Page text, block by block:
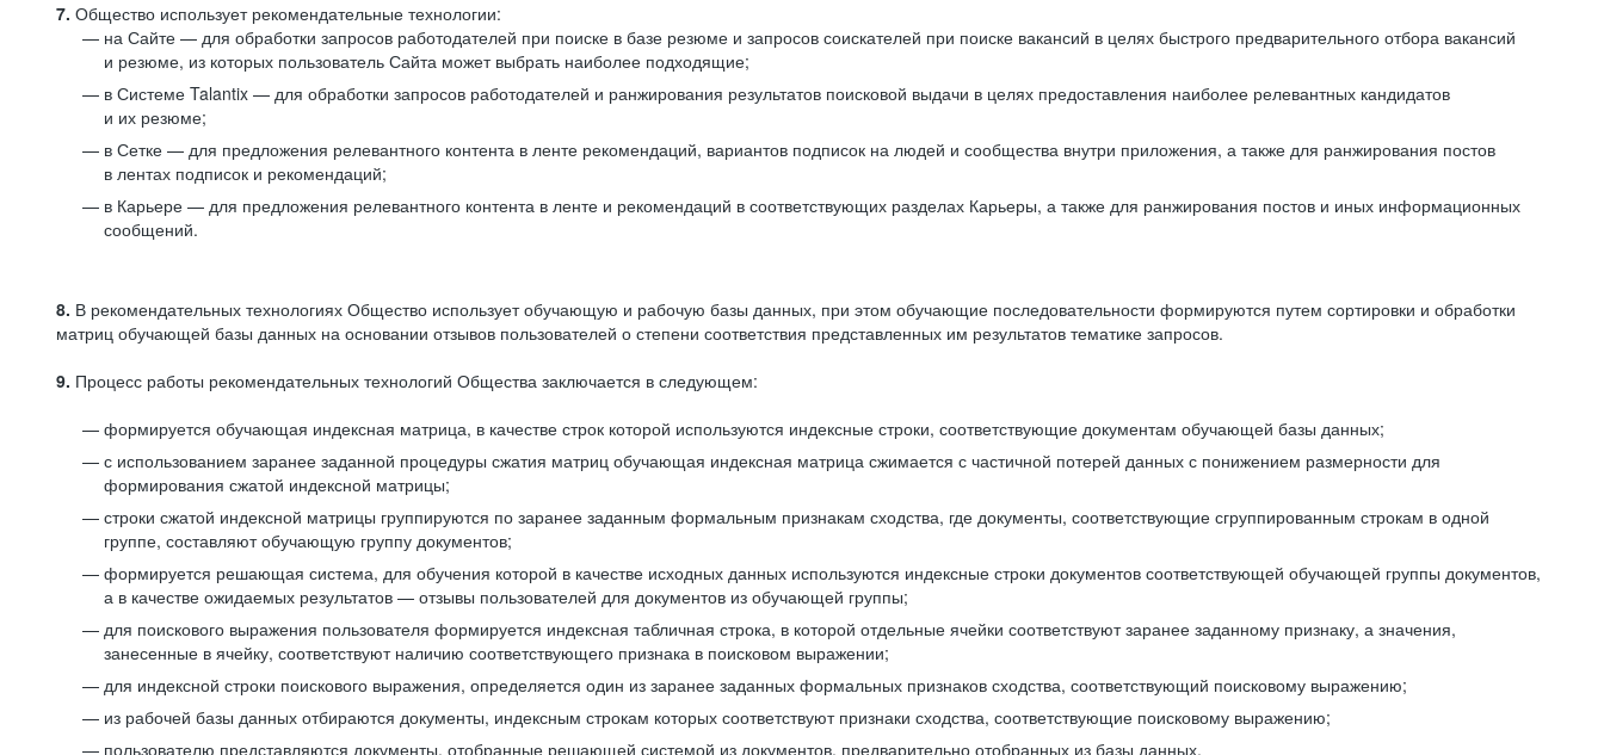
7. Общество использует рекомендательные технологии:
на Сайте — для обработки запросов работодателей при поиске в базе резюме и запросов соискателей при поиске вакансий в целях быстрого предварительного отбора вакансий
и резюме, из которых пользователь Сайта может выбрать наиболее подходящие;
в Системе Talantix — для обработки запросов работодателей и ранжирования результатов поисковой выдачи в целях предоставления наиболее релевантных кандидатов
и их резюме;
в Сетке — для предложения релевантного контента в ленте рекомендаций, вариантов подписок на людей и сообщества внутри приложения, а также для ранжирования постов
в лентах подписок и рекомендаций;
в Карьере — для предложения релевантного контента в ленте и рекомендаций в соответствующих разделах Карьеры, а также для ранжирования постов и иных информационных
сообщений.
8. В рекомендательных технологиях Общество использует обучающую и рабочую базы данных, при этом обучающие последовательности формируются путем сортировки и обработки
матриц обучающей базы данных на основании отзывов пользователей о степени соответствия представленных им результатов тематике запросов.
9. Процесс работы рекомендательных технологий Общества заключается в следующем:
формируется обучающая индексная матрица, в качестве строк которой используются индексные строки, соответствующие документам обучающей базы данных;
с использованием заранее заданной процедуры сжатия матриц обучающая индексная матрица сжимается с частичной потерей данных с понижением размерности для
формирования сжатой индексной матрицы;
строки сжатой индексной матрицы группируются по заранее заданным формальным признакам сходства, где документы, соответствующие сгруппированным строкам в одной
группе, составляют обучающую группу документов;
формируется решающая система, для обучения которой в качестве исходных данных используются индексные строки документов соответствующей обучающей группы документов,
а в качестве ожидаемых результатов — отзывы пользователей для документов из обучающей группы;
для поискового выражения пользователя формируется индексная табличная строка, в которой отдельные ячейки соответствуют заранее заданному признаку, а значения,
занесенные в ячейку, соответствуют наличию соответствующего признака в поисковом выражении;
для индексной строки поискового выражения, определяется один из заранее заданных формальных признаков сходства, соответствующий поисковому выражению;
из рабочей базы данных отбираются документы, индексным строкам которых соответствуют признаки сходства, соответствующие поисковому выражению;
пользователю представляются документы, отобранные решающей системой из документов, предварительно отобранных из базы данных.